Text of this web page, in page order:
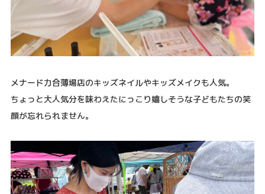
メナード力合薄場店のキッズネイルやキッズメイクも人気。
ちょっと大人気分を味わえたにっこり嬉しそうな子どもたちの笑
顔が忘れられません。